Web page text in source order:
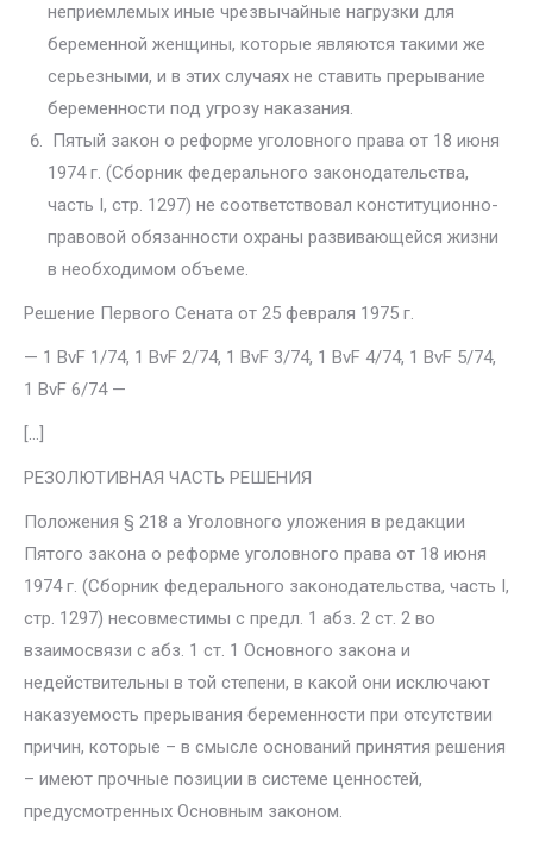
неприемлемых иные чрезвычайные на­грузки для
беременной женщины, которые являются такими же
серьезными, и в этих случаях не ставить прерывание
беременности под угрозу наказания.
Пятый закон о реформе уголовного права от 18 июня
1974 г. (Сбор­ник федерального законодательства,
часть I, стр. 1297) не соответствовал конституционно-
правовой обязанности охраны развивающейся жизни
в необходимом объеме.
Решение Первого Сената от 25 февраля 1975 г.
— 1 BvF 1/74, 1 BvF 2/74, 1 BvF 3/74, 1 BvF 4/74, 1 BvF 5/74,
1 BvF 6/74 —
[…]
РЕЗОЛЮТИВНАЯ ЧАСТЬ РЕШЕНИЯ
Положения § 218 а Уголовного уложения в редакции
Пятого закона о реформе уголовного права от 18 июня
1974 г. (Сборник федерально­го законодательства, часть I,
стр. 1297) несовместимы с предл. 1 абз. 2 ст. 2 во
взаимосвязи с абз. 1 ст. 1 Основного закона и
недействительны в той степени, в какой они исключают
наказуемость прерывания бе­ременности при отсутствии
причин, которые – в смысле оснований принятия решения
– имеют прочные позиции в системе ценностей,
предусмотренных Основным законом.